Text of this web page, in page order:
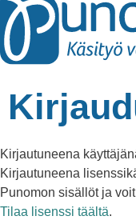
Kirjautuneena
Kirjautuneena
Punomon sisällöt ja
Tilaa lisenssi täältä.